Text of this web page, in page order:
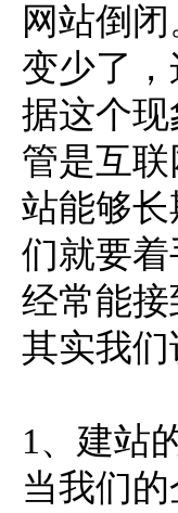
网站倒
变少了
据这个
管是互
站能够
们就要
经常能
其实我
1、建站
当我们